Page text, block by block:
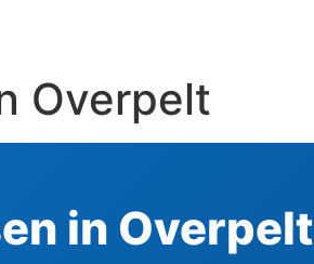
Overpelt
in Overpelt